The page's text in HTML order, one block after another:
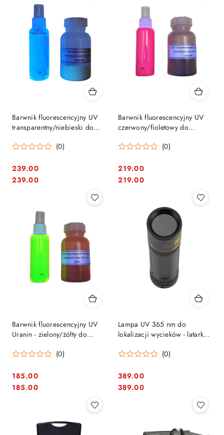
Barwnik fluorescencyjny UV
transparentny/niebieski do
| D13242
(0)
Cena:
239.00
Cena:
239.00
Barwnik fluorescencyjny UV
czerwony/fioletowy do
g D13241
(0)
Cena:
219.00
Cena:
219.00
Barwnik fluorescencyjny UV
Uranin - zielony/żółty do
g | D13240
(0)
Cena:
185.00
Cena:
185.00
Lampa UV 365 nm do
lokalizacji wycieków - latarka
TTPLUV10
(0)
Cena:
389.00
Cena:
389.00